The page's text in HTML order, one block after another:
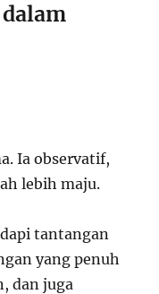
Ia observatif,
lebih maju.
tantangan
yang penuh
dan juga